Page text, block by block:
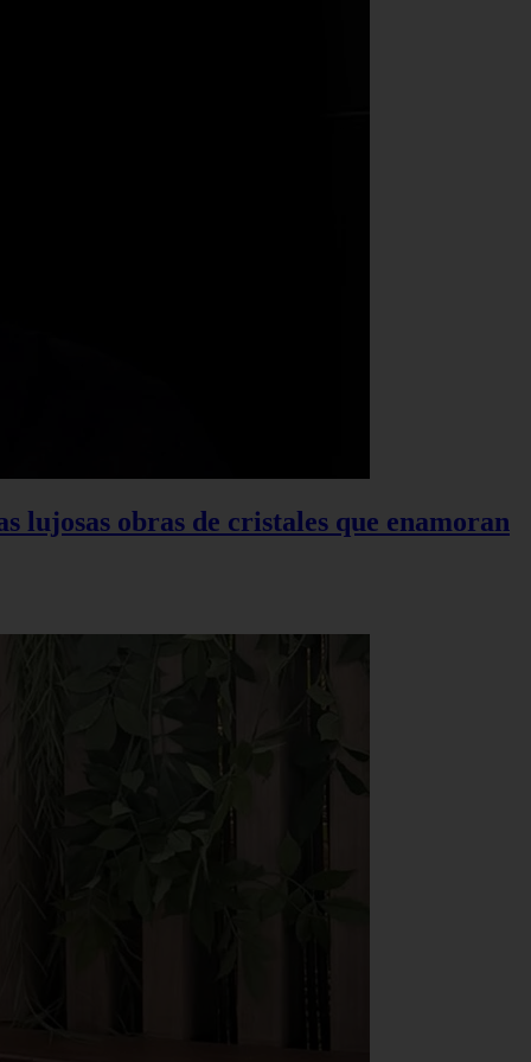
lujosas obras de cristales que enamoran